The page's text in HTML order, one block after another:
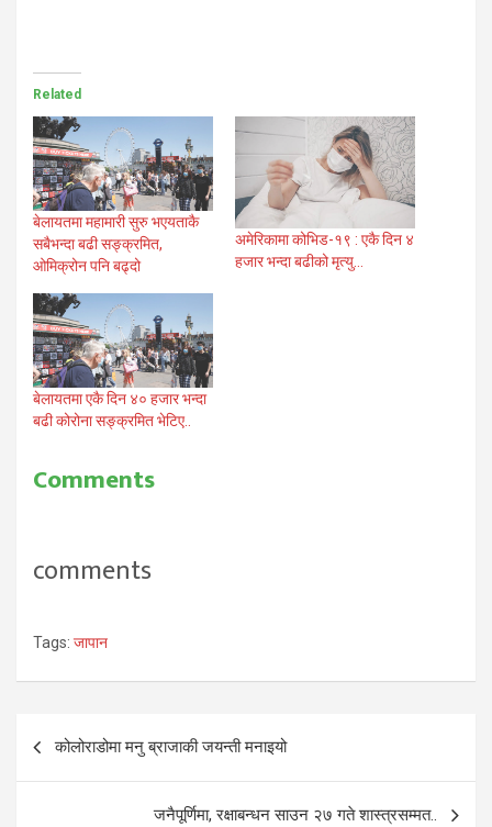
Related
बेलायतमा महामारी सुरु भएयताकै
सबैभन्दा बढी सङ्क्रमित,
ओमिक्रोन पनि बढ्दो
अमेरिकामा कोभिड-१९ : एकै दिन ४
हजार भन्दा बढीको मृत्यु…
बेलायतमा एकै दिन ४० हजार भन्दा
बढी कोरोना सङ्क्रमित भेटिए..
Comments
comments
Tags: जापान
Post
navigation
कोलोराडोमा मनु ब्राजाकी जयन्ती मनाइयो
जनैपूर्णिमा, रक्षाबन्धन साउन २७ गते शास्त्रसम्मत..